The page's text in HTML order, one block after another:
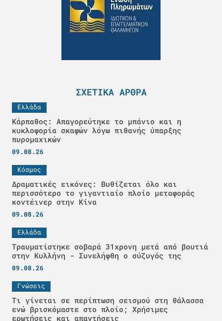
ΣΧΕΤΙΚΆ ΆΡΘΡΑ
Ελλάδα
Κάρπαθος: Απαγορεύτηκε το μπάνιο και η
κυκλοφορία σκαφών λόγω πιθανής ύπαρξης
πυρομαχικών
09.08.26
Κόσμος
Δραματικές εικόνες: Βυθίζεται όλο και
περισσότερο το γιγαντιαίο πλοίο μεταφοράς
κοντέινερ στην Κίνα
09.08.26
Ελλάδα
Τραυματίστηκε σοβαρά 31χρονη μετά από βουτιά
στην Κυλλήνη - Συνελήφθη ο σύζυγός της
09.08.26
Γνώσεις
Τι γίνεται σε περίπτωση σεισμού στη θάλασσα
ενώ βρισκόμαστε στο πλοίο; Χρήσιμες
ερωτήσεις και απαντήσεις